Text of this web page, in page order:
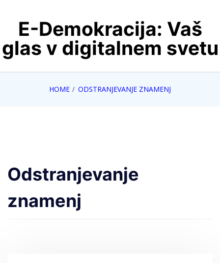
contentE-Demokracija: Vaš
glas v digitalnem svetu
HOME ODSTRANJEVANJE ZNAMENJ
Odstranjevanje
znamenj